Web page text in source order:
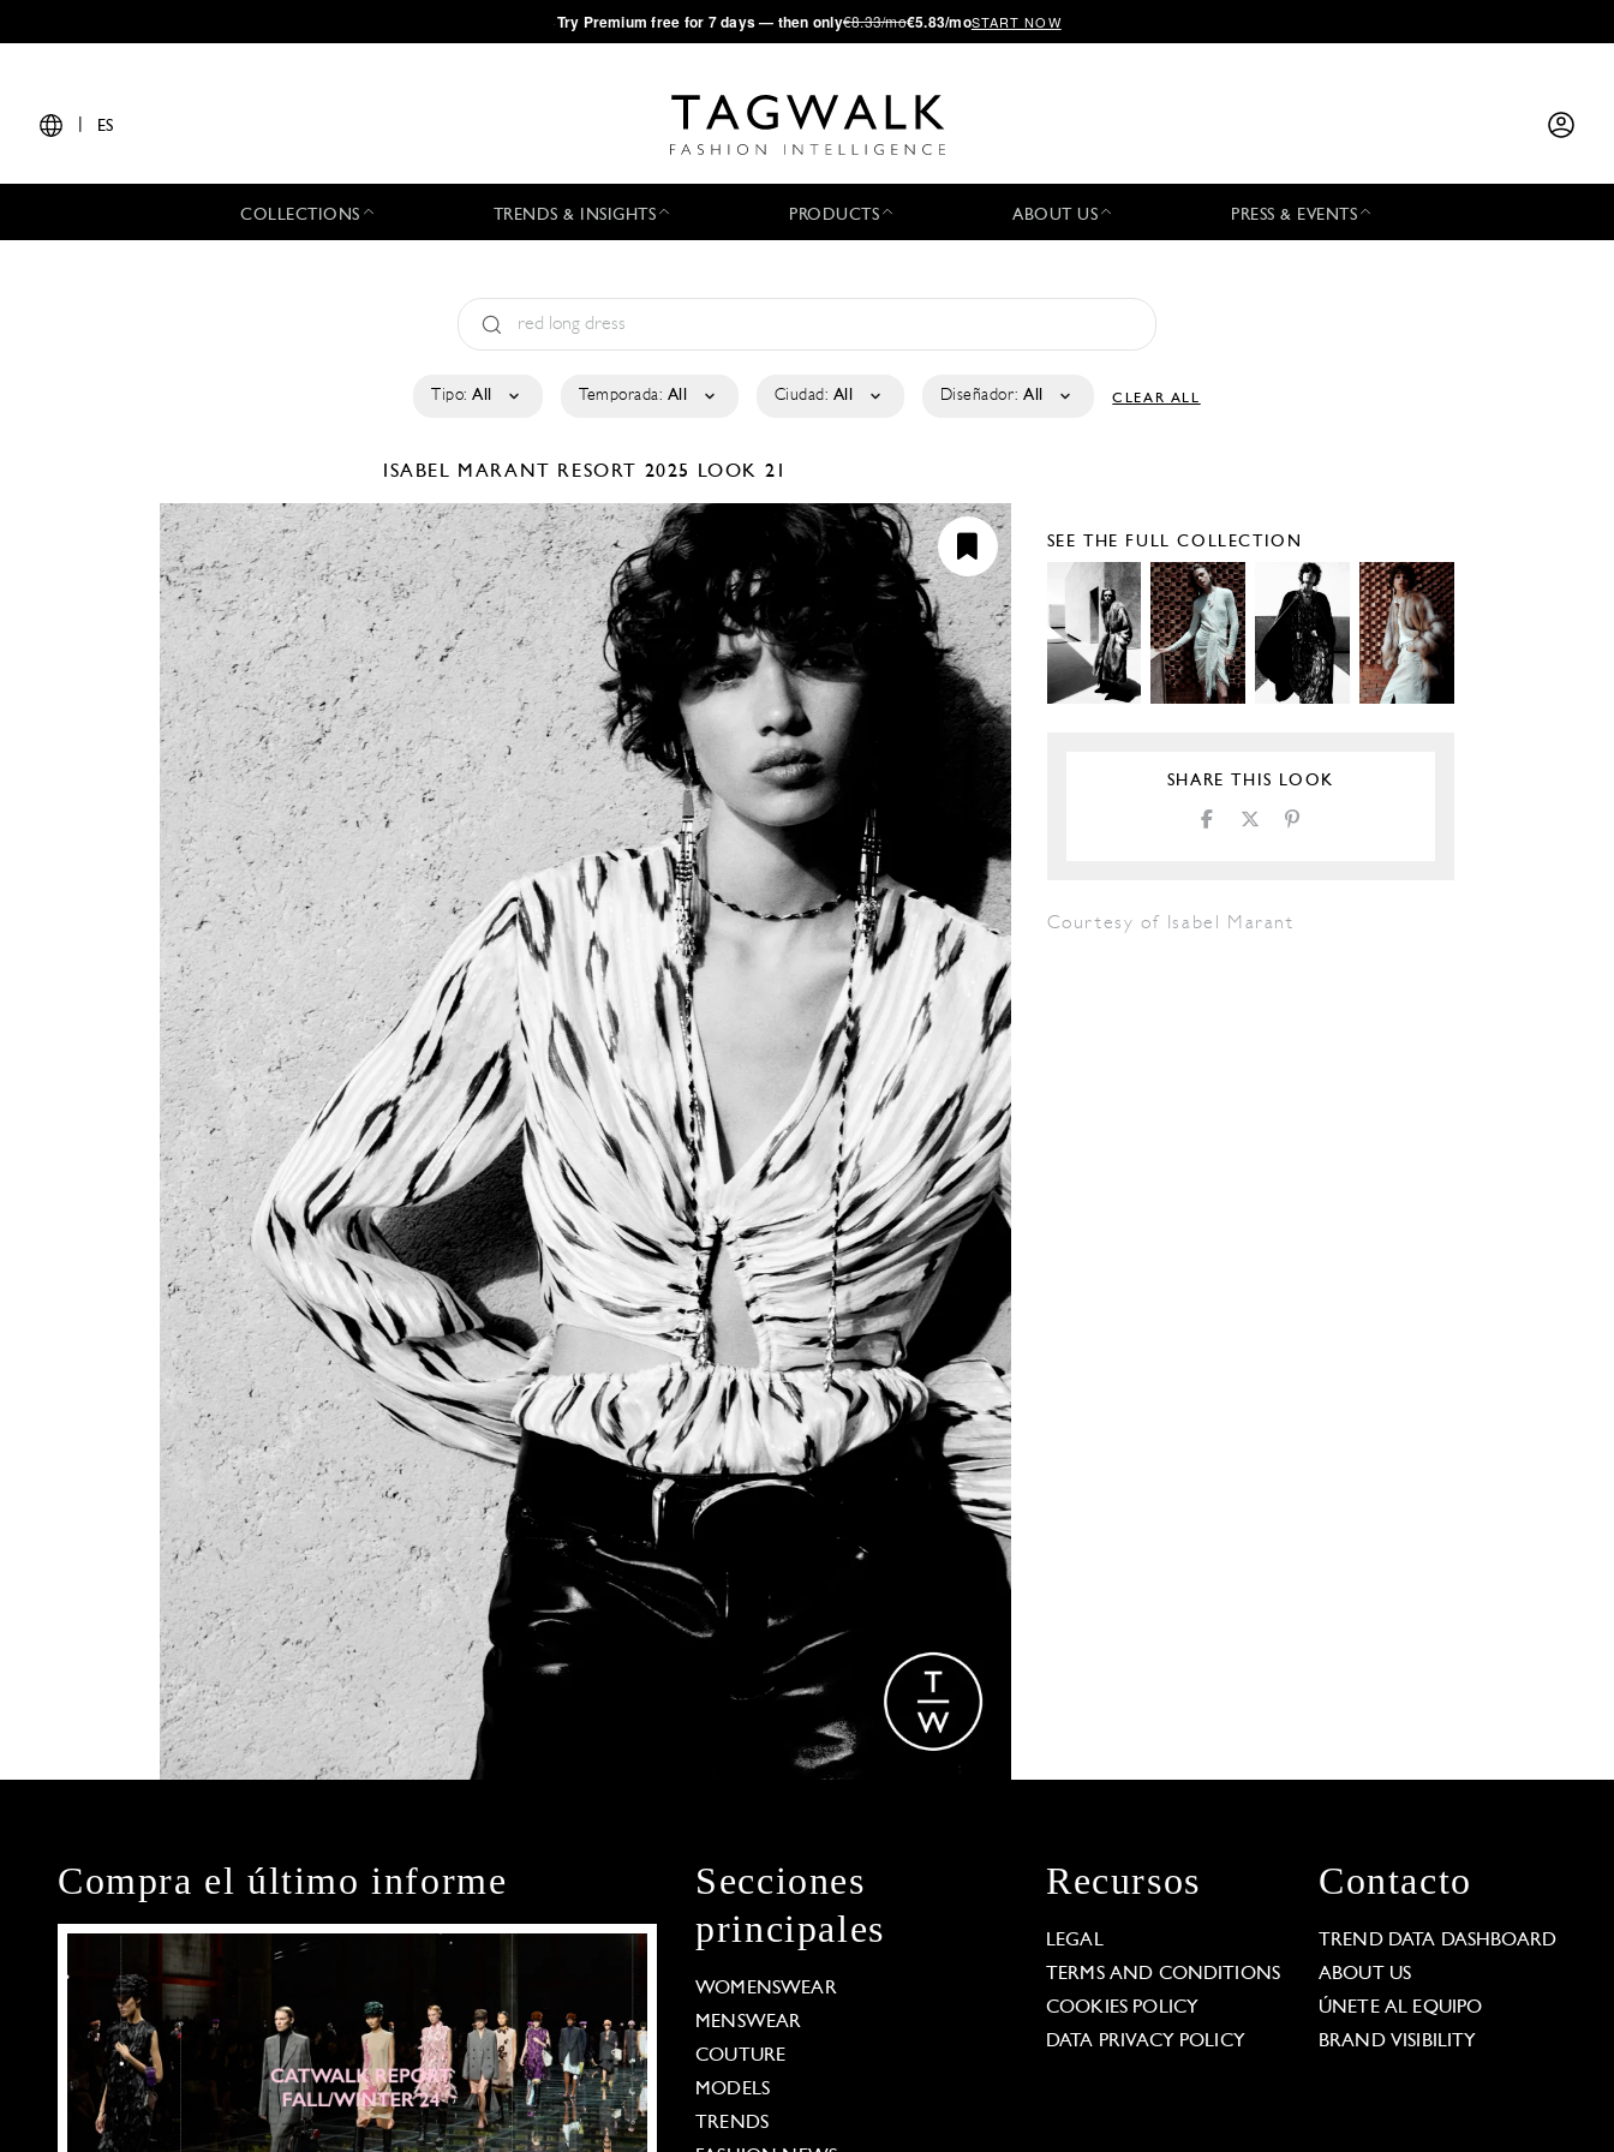
·Try Premium free for 7 days — then only€8.33/mo€5.83/moSTART NOW
ES
COLLECTIONS TRENDS & INSIGHTS PRODUCTS ABOUT US PRESS & EVENTS
Tipo: All Temporada: All Ciudad: All Diseñador: All CLEAR ALL
ISABEL MARANT RESORT 2025 LOOK 21
SEE THE FULL COLLECTION
SHARE THIS LOOK
Courtesy of Isabel Marant
Compra el último informe
Secciones
principales
WOMENSWEAR
MENSWEAR
COUTURE
MODELS
TRENDS
Recursos
LEGAL
TERMS AND CONDITIONS
COOKIES POLICY
DATA PRIVACY POLICY
Contacto
TREND DATA DASHBOARD
ABOUT US
ÚNETE AL EQUIPO
BRAND VISIBILITY